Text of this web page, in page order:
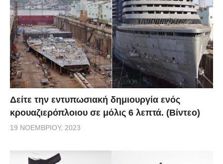
Δείτε την εντυπωσιακή δημιουργία ενός
κρουαζιερόπλοιου σε μόλις 6 λεπτά. (Βίντεο)
19 ΝΟΕΜΒΡΊΟΥ, 2023